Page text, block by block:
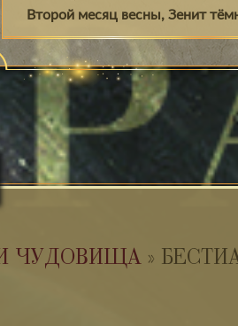
Второй месяц весны, Зенит
ЧУДОВИЩА »